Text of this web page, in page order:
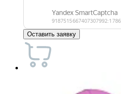
Оставить заявку